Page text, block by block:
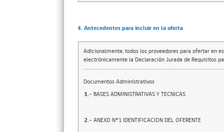
4. Antecedentes para incluir en la oferta
Adicionalmente, todos los proveedores para ofertar en
electrónicamente la Declaración Jurada de Requisitos
Documentos Administrativos
1.- BASES ADMINISTRATIVAS Y TECNICAS
2.- ANEXO N°1 IDENTIFICACION DEL OFERENTE